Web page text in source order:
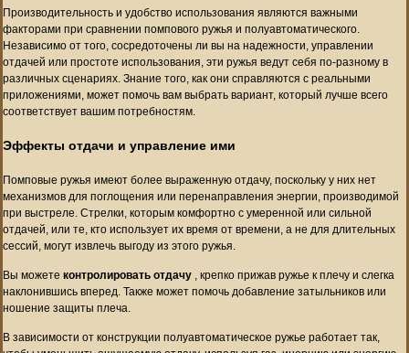
Производительность и удобство использования являются важными
факторами при сравнении помпового ружья и полуавтоматического.
Независимо от того, сосредоточены ли вы на надежности, управлении
отдачей или простоте использования, эти ружья ведут себя по-разному в
различных сценариях. Знание того, как они справляются с реальными
приложениями, может помочь вам выбрать вариант, который лучше всего
соответствует вашим потребностям.
Эффекты отдачи и управление ими
Помповые ружья имеют более выраженную отдачу, поскольку у них нет
механизмов для поглощения или перенаправления энергии, производимой
при выстреле. Стрелки, которым комфортно с умеренной или сильной
отдачей, или те, кто использует их время от времени, а не для длительных
сессий, могут извлечь выгоду из этого ружья.
Вы можете контролировать отдачу , крепко прижав ружье к плечу и слегка
наклонившись вперед. Также может помочь добавление затыльников или
ношение защиты плеча.
В зависимости от конструкции полуавтоматическое ружье работает так,